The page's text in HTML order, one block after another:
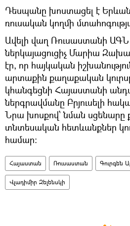
Դեսպանը խոստացել է
ռուսական կողմի
Ավելի վաղ Ռուսաստանի
ներկայացուցիչ Մարիա
էր, որ հայկական
արտաքին քաղաքական
կհանգեցնի Հայաստանի
ներգրավմանը Բրյուսելի
Նրա խոսքով՝ նման
տնտեսական հետևանքներ
համար:
Հայաստան Ռուսաստան Գուրգեն
Վլադիմիր Զելենսկի